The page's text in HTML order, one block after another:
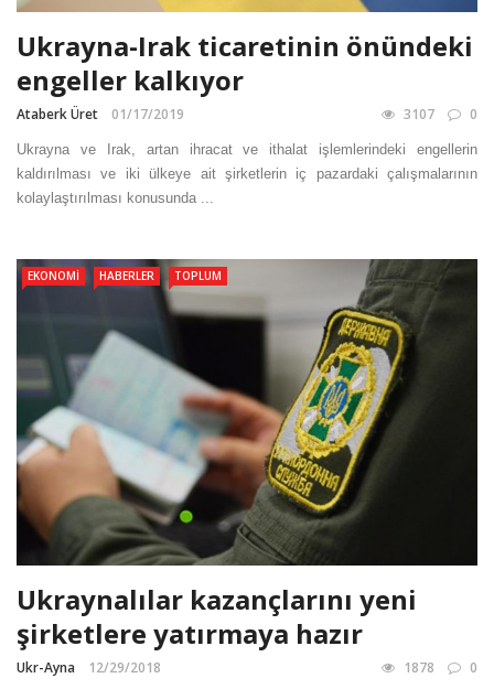
Ukrayna-Irak ticaretinin önündeki
engeller kalkıyor
Ataberk Üret 01/17/2019 3107 0
Ukrayna ve Irak, artan ihracat ve ithalat işlemlerindeki engellerin
kaldırılması ve iki ülkeye ait şirketlerin iç pazardaki çalışmalarının
kolaylaştırılması konusunda ...
EKONOMI HABERLER TOPLUM
Ukraynalılar kazançlarını yeni
şirketlere yatırmaya hazır
Ukr-Ayna 12/29/2018 1878 0